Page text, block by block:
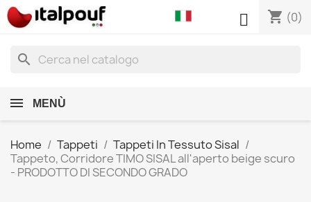
shopping_cart (0)

search
MENÙ
Home Tappeti
Tappeti In Tessuto Sisal
Tappeto, Corridore TIMO SISAL all'aperto beige scuro
- PRODOTTO DI SECONDO GRADO